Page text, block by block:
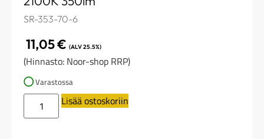
SR-353-70-6
11,05€ (ALV 25.5%)
(Hinnasto: Noor-shop RRP)
Varastossa
Lisää ostoskoriin